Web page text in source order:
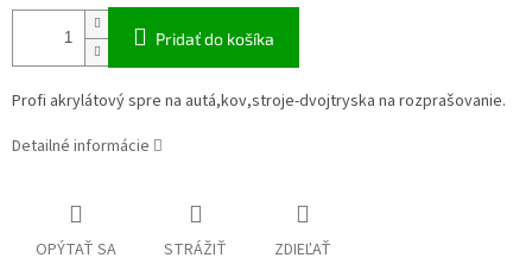
Pridať do košíka
Profi akrylátový spre na autá,kov,stroje-dvojtryska na rozprašovanie.
Detailné informácie
OPÝTAŤ SA STRÁŽIŤ ZDIEĽAŤ